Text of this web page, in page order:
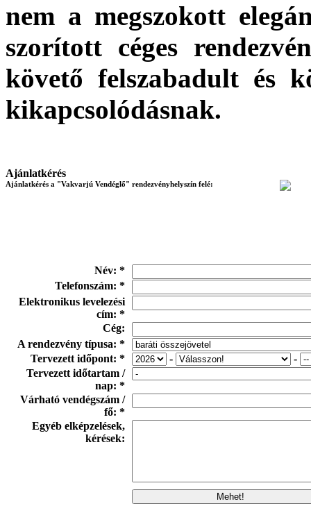
nem a megszokott
szorított céges
követő felszabadult és
kikapcsolódásnak.
Ajánlatkérés
Ajánlatkérés a "Vakvarjú Vendéglő" rendezvényhelyszín felé:
Név: *
Telefonszám: *
Elektronikus levelezési
cím: *
Cég:
A rendezvény típusa: *
Tervezett időpont: *
-
-
Tervezett időtartam /
nap: *
Várható vendégszám /
fő: *
Egyéb elképzelések,
kérések: